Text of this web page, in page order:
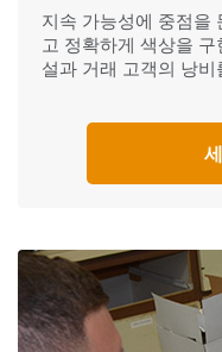
지속 가능성에 중점을
고 정확하게 색상을
설과 거래 고객의 낭